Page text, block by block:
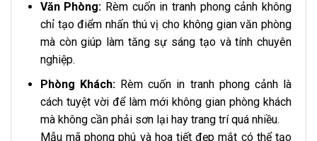
Văn Phòng: Rèm cuốn in tranh phong cảnh không
chỉ tạo điểm nhấn thú vị cho không gian văn phòng
mà còn giúp làm tăng sự sáng tạo và tính chuyên
nghiệp.
Phòng Khách:Rèm cuốn in tranh phong cảnh là
cách tuyệt vời để làm mới không gian phòng khách
mà không cần phải sơn lại hay trang trí quá nhiều.
Mẫu mã phong phú và họa tiết đẹp mắt có thể tạo